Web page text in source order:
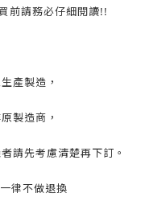
前請務必仔細閱讀!!
產製造，
製造商，
請先考慮清楚再下訂。
律不做退換